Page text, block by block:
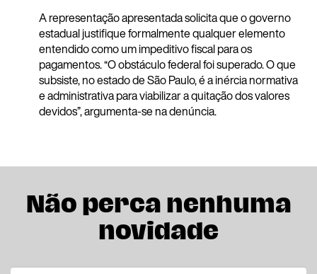
A representação apresentada solicita que o governo
estadual justifique formalmente qualquer elemento
entendido como um impeditivo fiscal para os
pagamentos. “O obstáculo federal foi superado. O que
subsiste, no estado de São Paulo, é a inércia normativa
e administrativa para viabilizar a quitação dos valores
devidos”, argumenta-se na denúncia.
Não perca nenhuma
novidade